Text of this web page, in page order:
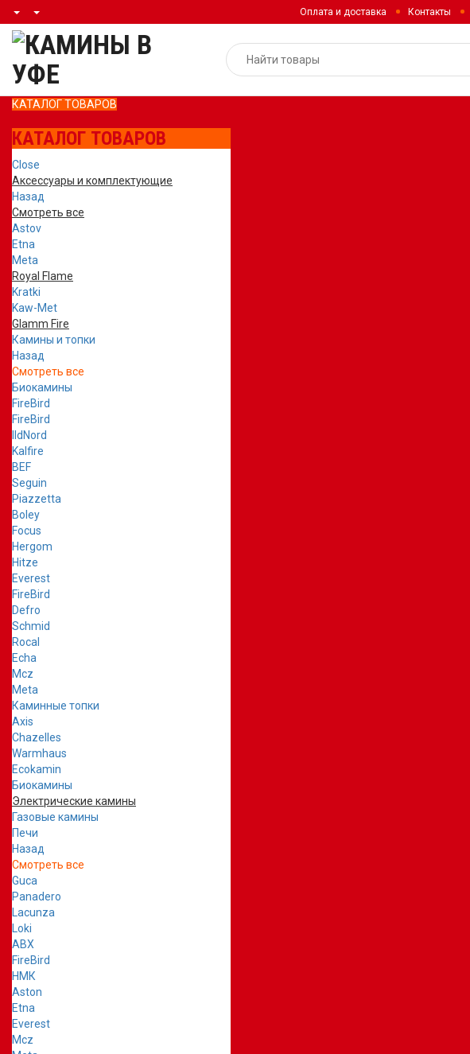
Оплата и доставка Контакты
КАТАЛОГ ТОВАРОВ
КАТАЛОГ ТОВАРОВ
Close
Аксессуары и комплектующие
Назад
Смотреть все
Astov
Etna
Meta
Royal Flame
Kratki
Kaw-Met
Glamm Fire
Камины и топки
Назад
Смотреть все
Биокамины
FireBird
FireBird
IldNord
Kalfire
BEF
Seguin
Piazzetta
Boley
Focus
Hergom
Hitze
Everest
FireBird
Defro
Schmid
Rocal
Echa
Mcz
Meta
Каминные топки
Axis
Chazelles
Warmhaus
Ecokamin
Биокамины
Электрические камины
Газовые камины
Печи
Назад
Смотреть все
Guca
Panadero
Lacunza
Loki
ABX
FireBird
НМК
Aston
Etna
Everest
Mcz